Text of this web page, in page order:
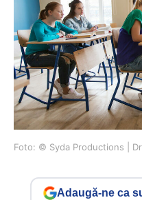
Foto: © Syda Productions |
Adaugă-ne ca